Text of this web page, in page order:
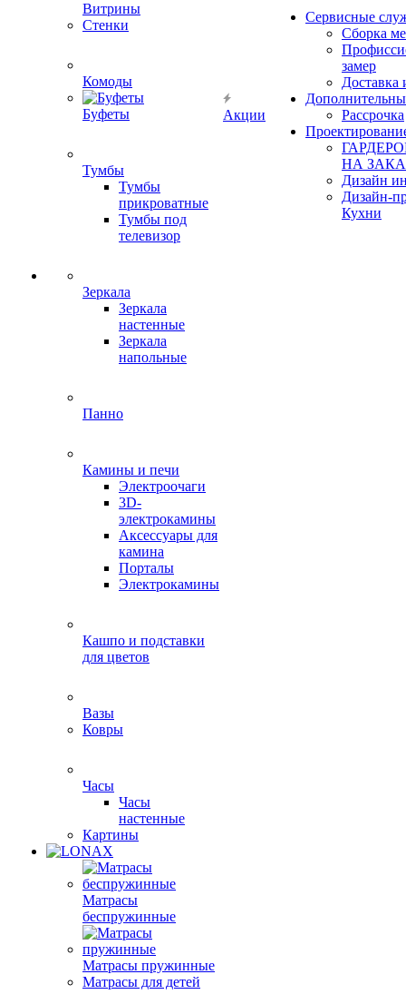
Витрины
Стенки
Комоды
Буфеты
Тумбы
Тумбы
прикроватные
Тумбы под
телевизор
Зеркала
Зеркала
настенные
Зеркала
напольные
Панно
Камины и печи
Электроочаги
3D-
электрокамины
Аксессуары для
камина
Порталы
Электрокамины
Кашпо и подставки
для цветов
Вазы
Ковры
Часы
Часы
настенные
Картины
Матрасы
беспружинные
Матрасы пружинные
Матрасы для детей
Акции
Сервисные
Сборка
замер
Доставка
Рассрочка
НА
Дизайн
Дизайн-
Кухни